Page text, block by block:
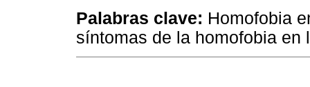
Palabras clave: Homofobia
síntomas de la homofobia en